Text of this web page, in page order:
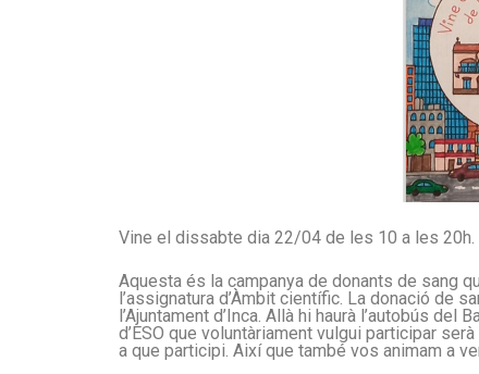
Vine el dissabte dia 22/04 de les 10 a les 20h.
Aquesta és la campanya de donants de sang
l’assignatura d’Àmbit científic. La donació de
l’Ajuntament d’Inca. Allà hi haurà l’autobús
d’ESO que voluntàriament vulgui participar
a que participi. Així que també vos animam a